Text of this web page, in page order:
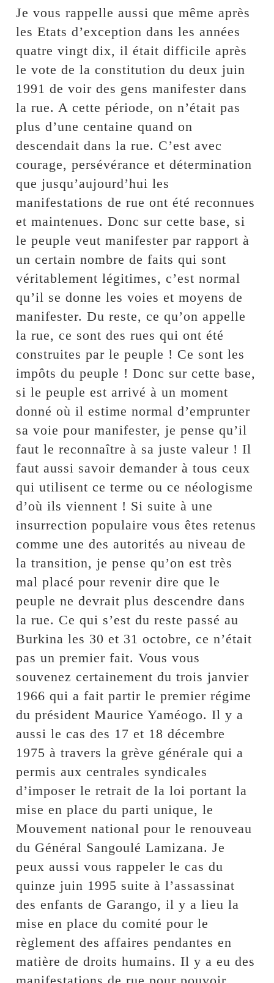
Je vous rappelle aussi que même après
les Etats d’exception dans les années
quatre vingt dix, il était difficile après
le vote de la constitution du deux juin
1991 de voir des gens manifester dans
la rue. A cette période, on n’était pas
plus d’une centaine quand on
descendait dans la rue. C’est avec
courage, persévérance et détermination
que jusqu’aujourd’hui les
manifestations de rue ont été reconnues
et maintenues. Donc sur cette base, si
le peuple veut manifester par rapport à
un certain nombre de faits qui sont
véritablement légitimes, c’est normal
qu’il se donne les voies et moyens de
manifester. Du reste, ce qu’on appelle
la rue, ce sont des rues qui ont été
construites par le peuple ! Ce sont les
impôts du peuple ! Donc sur cette base,
si le peuple est arrivé à un moment
donné où il estime normal d’emprunter
sa voie pour manifester, je pense qu’il
faut le reconnaître à sa juste valeur ! Il
faut aussi savoir demander à tous ceux
qui utilisent ce terme ou ce néologisme
d’où ils viennent ! Si suite à une
insurrection populaire vous êtes retenus
comme une des autorités au niveau de
la transition, je pense qu’on est très
mal placé pour revenir dire que le
peuple ne devrait plus descendre dans
la rue. Ce qui s’est du reste passé au
Burkina les 30 et 31 octobre, ce n’était
pas un premier fait. Vous vous
souvenez certainement du trois janvier
1966 qui a fait partir le premier régime
du président Maurice Yaméogo. Il y a
aussi le cas des 17 et 18 décembre
1975 à travers la grève générale qui a
permis aux centrales syndicales
d’imposer le retrait de la loi portant la
mise en place du parti unique, le
Mouvement national pour le renouveau
du Général Sangoulé Lamizana. Je
peux aussi vous rappeler le cas du
quinze juin 1995 suite à l’assassinat
des enfants de Garango, il y a lieu la
mise en place du comité pour le
règlement des affaires pendantes en
matière de droits humains. Il y a eu des